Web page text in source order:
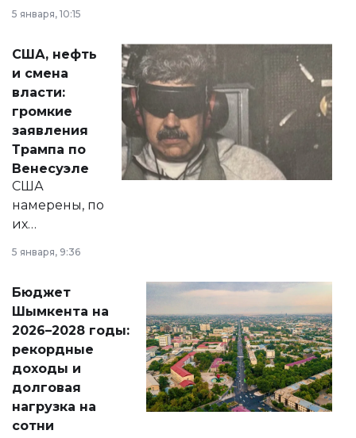
сразу несколько
актуальных тем —
от слухов о
политических
реформах до
вопросов армии,
экономики и
личного здоровья.
5 января, 10:15
США, нефть
и смена
власти:
громкие
заявления
Трампа по
Венесуэле
США
намерены, по
их
принести
народу
Венесуэлы.
5 января, 9:36
Бюджет
Шымкента на
2026–2028 годы:
рекордные
доходы и
долговая
нагрузка на
сотни